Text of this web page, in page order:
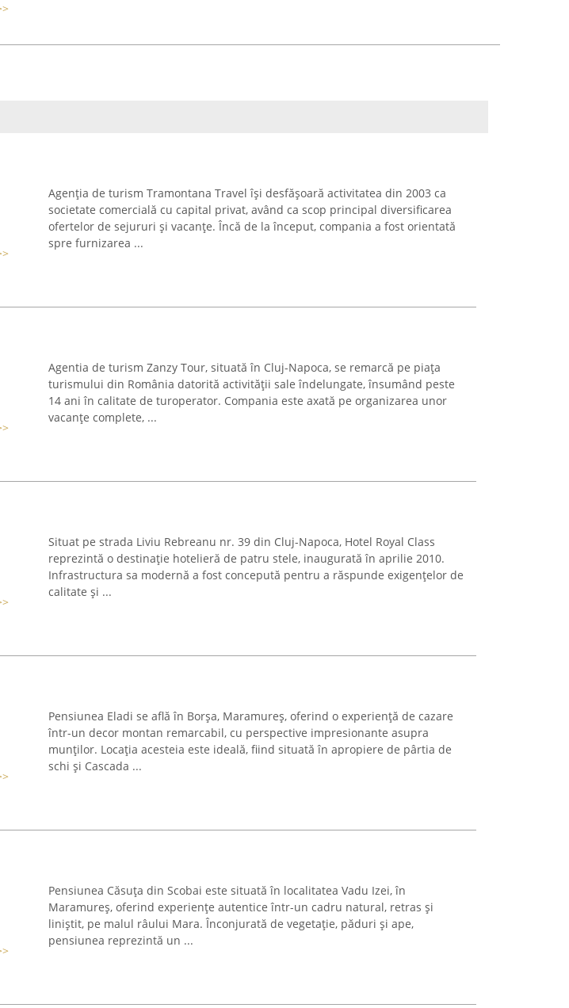
Agenția de turism Tramontana Travel își desfășoară activitatea din 2003 ca
societate comercială cu capital privat, având ca scop principal diversificarea
ofertelor de sejururi și vacanțe. Încă de la început, compania a fost orientată
spre furnizarea ...
Agentia de turism Zanzy Tour, situată în Cluj-Napoca, se remarcă pe piața
turismului din România datorită activității sale îndelungate, însumând peste
14 ani în calitate de turoperator. Compania este axată pe organizarea unor
vacanțe complete, ...
Situat pe strada Liviu Rebreanu nr. 39 din Cluj-Napoca, Hotel Royal Class
reprezintă o destinație hotelieră de patru stele, inaugurată în aprilie 2010.
Infrastructura sa modernă a fost concepută pentru a răspunde exigențelor de
calitate și ...
Pensiunea Eladi se află în Borșa, Maramureș, oferind o experiență de cazare
într-un decor montan remarcabil, cu perspective impresionante asupra
munților. Locația acesteia este ideală, fiind situată în apropiere de pârtia de
schi și Cascada ...
Pensiunea Căsuța din Scobai este situată în localitatea Vadu Izei, în
Maramureș, oferind experiențe autentice într-un cadru natural, retras și
liniștit, pe malul râului Mara. Înconjurată de vegetație, păduri și ape,
pensiunea reprezintă un ...